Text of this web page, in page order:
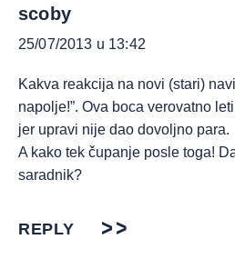
scoby
25/07/2013 u 13:42
Kakva reakcija na novi (stari)
napolje!”. Ova boca verovatno
jer upravi nije dao dovoljno para.
A kako tek čupanje posle toga!
saradnik?
REPLY